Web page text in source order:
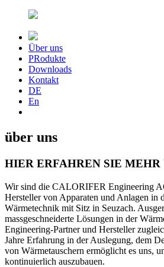
Über uns
PRodukte
Downloads
Kontakt
DE
En
über uns
HIER ERFAHREN SIE MEHR
Wir sind die CALORIFER Engineering
Hersteller von Apparaten und Anlagen in
Wärmetechnik mit Sitz in Seuzach.
massgeschneiderte Lösungen in der
Engineering-Partner und Hersteller
Jahre Erfahrung in der Auslegung, dem
von Wärmetauschern ermöglicht es uns,
kontinuierlich auszubauen.